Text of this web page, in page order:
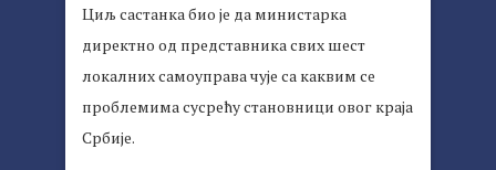
Циљ састанка био је да министарка
директно од представника свих шест
локалних самоуправа чује са каквим се
проблемима сусрећу становници овог краја
Србије.